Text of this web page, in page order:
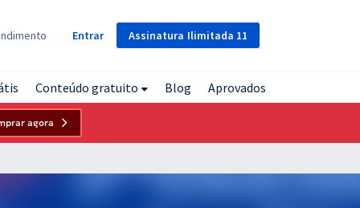
Assinatura Ilimitada 11
Entrar
Conteúdo gratuito Blog Aprovados
agora